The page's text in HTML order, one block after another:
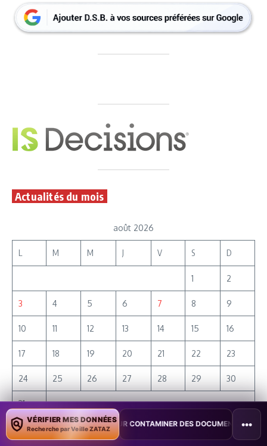
Actualités du mois
août 2026
L M M J V S D
1 2
3 4 5 6 7 8 9
10 11 12 13 14 15 16
17 18 19 20 21 22 23
24 25 26 27 28 29 30
31
VÉRIFIER MES DONNÉES
Recherche par Veille ZATAZ
CONTAMINER DES DOCUMENTS • TAÏWAN TESTE UNE •••